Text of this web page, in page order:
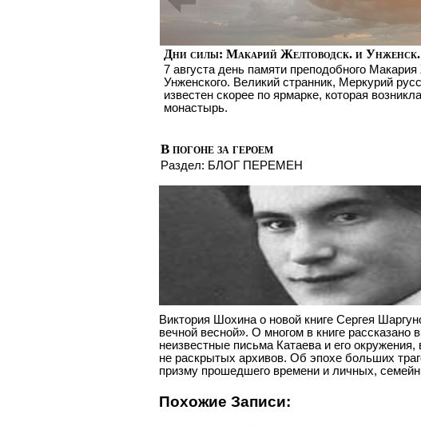
Дни силы: Макарий Желтоводск. и
7 августа день памяти преподобного
Унженского. Великий странник, Меркурий
известен скорее по ярмарке, которая
монастырь.
В погоне за героем
Раздел: БЛОГ ПЕРЕМЕН
Виктория Шохина о новой книге Сергея
вечной весной». О многом в книге
неизвестные письма Катаева и его
не раскрытых архивов. Об эпохе больших
призму прошедшего времени и личных,
Похожие Записи: